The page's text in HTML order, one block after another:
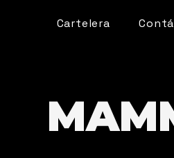
Cartelera